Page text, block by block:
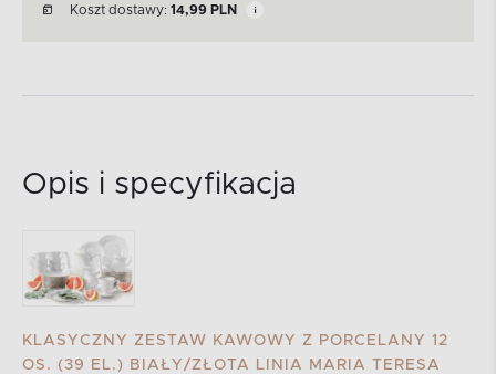
Koszt dostawy: 14,99 PLN
Opis i specyfikacja
KLASYCZNY ZESTAW KAWOWY Z PORCELANY 12
OS. (39 EL.) BIAŁY/ZŁOTA LINIA MARIA TERESA